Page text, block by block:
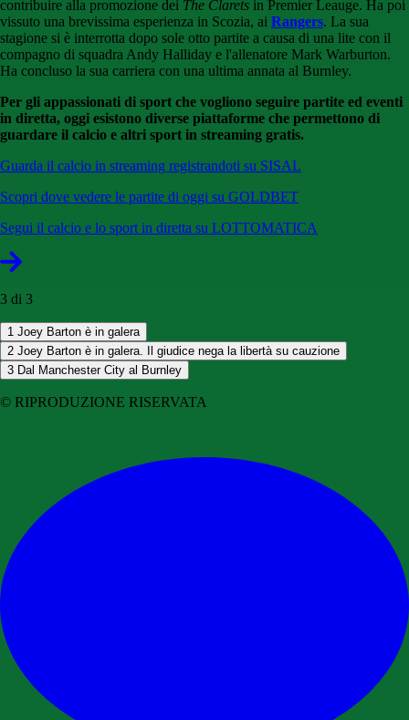
contribuire alla promozione dei The Clarets in Premier Leauge. Ha poi
vissuto una brevissima esperienza in Scozia, ai Rangers. La sua
stagione si è interrotta dopo sole otto partite a causa di una lite con il
compagno di squadra Andy Halliday e l'allenatore Mark Warburton.
Ha concluso la sua carriera con una ultima annata al Burnley.
Per gli appassionati di sport che vogliono seguire partite ed eventi
in diretta, oggi esistono diverse piattaforme che permettono di
guardare il calcio e altri sport in streaming gratis.
Guarda il calcio in streaming registrandoti su SISAL
Scopri dove vedere le partite di oggi su GOLDBET
Segui il calcio e lo sport in diretta su LOTTOMATICA
3 di 3
1 Joey Barton è in galera
2 Joey Barton è in galera. Il giudice nega la libertà su cauzione
3 Dal Manchester City al Burnley
© RIPRODUZIONE RISERVATA